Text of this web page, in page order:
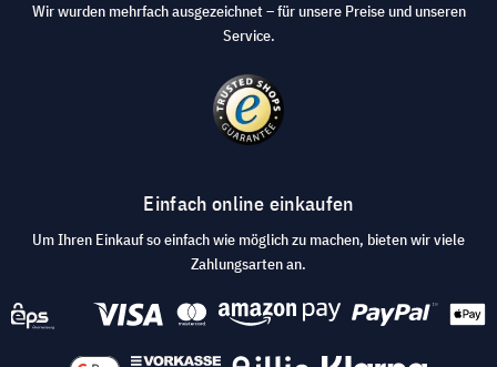
Wir wurden mehrfach ausgezeichnet – für unsere Preise und unseren
Service.
Einfach online einkaufen
Um Ihren Einkauf so einfach wie möglich zu machen, bieten wir viele
Zahlungsarten an.